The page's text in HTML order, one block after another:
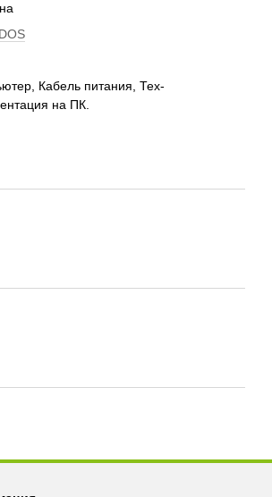
Кабель питания, Тех-
на ПК.